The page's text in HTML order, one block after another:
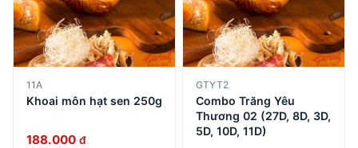
11A
Khoai môn hạt sen 250g
188.000 đ
GTYT2
Combo Trăng Yêu
Thương 02 (27D, 8D, 3D,
5D, 10D, 11D)